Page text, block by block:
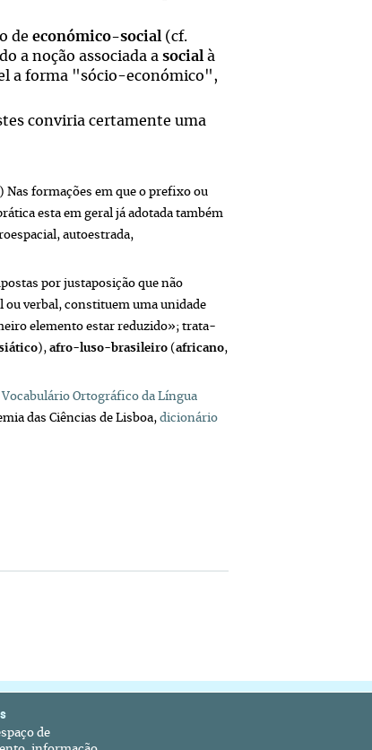
de económico-social (cf.
a noção associada a social
à
a forma "sócio-económico",
conviria certamente uma
Nas formações em que o prefixo ou
esta em geral já adotada também
autoestrada,
por justaposição que não
ou verbal, constituem uma unidade
elemento estar reduzido»; trata-
), afro-luso-brasileiro (africano,
Vocabulário Ortográfico da Língua
das Ciências de Lisboa, dicionário
de